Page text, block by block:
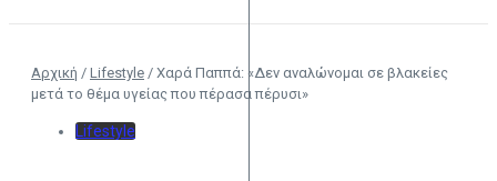
Αρχική / Lifestyle / Χαρά Παππά: «Δεν αναλώνομαι σε βλακείες
μετά το θέμα υγείας που πέρασα πέρυσι»
Lifestyle